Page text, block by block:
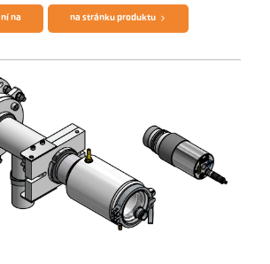
na na stránku produktu